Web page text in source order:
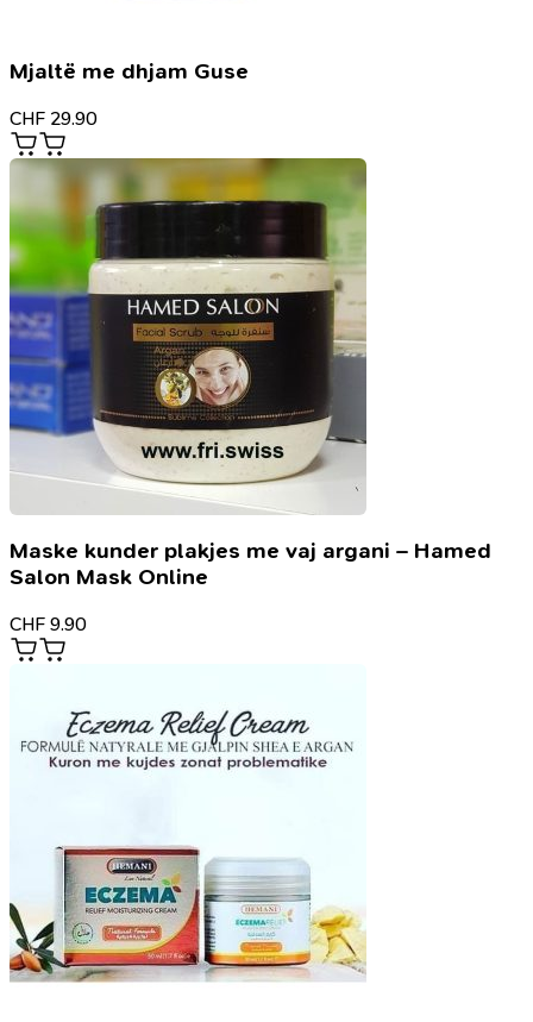
Mjaltë me dhjam Guse
CHF 29.90
Maske kunder plakjes me vaj argani – Hamed
Salon Mask Online
CHF 9.90